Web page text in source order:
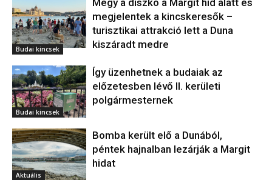
Budai kincsek
Megy a diszkó a Margit híd alatt és
megjelentek a kincskeresők –
turisztikai attrakció lett a Duna
kiszáradt medre
Budai kincsek
Így üzenhetnek a budaiak az
előzetesben lévő II. kerületi
polgármesternek
Aktuális
Bomba került elő a Dunából,
péntek hajnalban lezárják a Margit
hidat